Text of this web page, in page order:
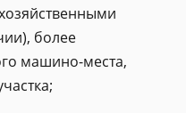
более
машино-места,